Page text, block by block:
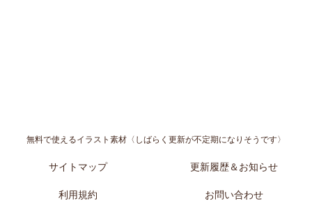
無料で使えるイラスト素材〈しばらく更新が不定期になりそうです〉
サイトマップ 更新履歴＆お知らせ
利用規約 お問い合わせ